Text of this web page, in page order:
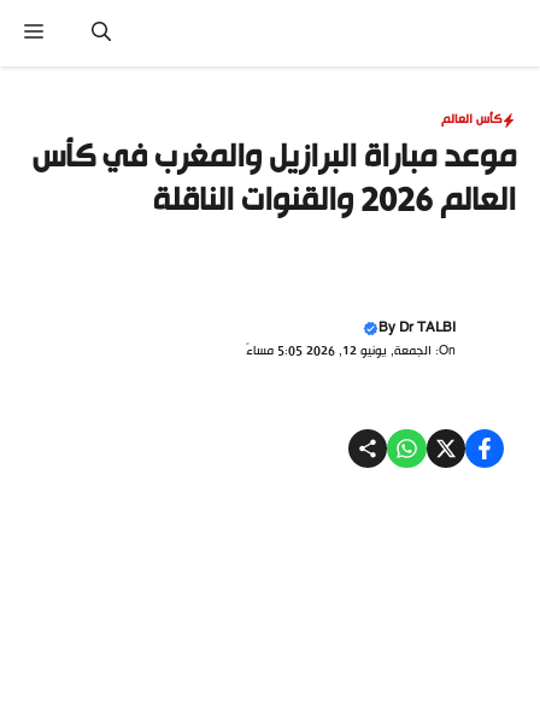
المحتوى
كأس العالم
موعد مباراة البرازيل والمغرب في كأس
العالم 2026 والقنوات الناقلة
ByDr TALBI
On: الجمعة, يونيو 12, 2026 5:05 مساءً